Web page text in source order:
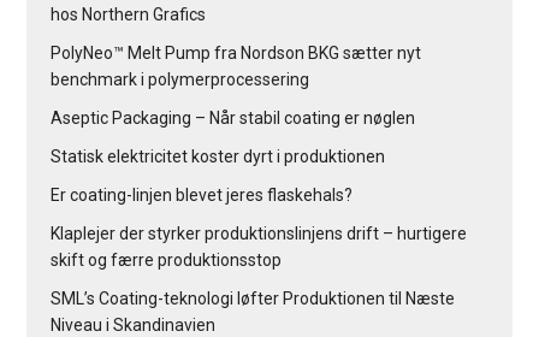
hos Northern Grafics
PolyNeo™ Melt Pump fra Nordson BKG sætter nyt
benchmark i polymerprocessering
Aseptic Packaging – Når stabil coating er nøglen
Statisk elektricitet koster dyrt i produktionen
Er coating-linjen blevet jeres flaskehals?
Klaplejer der styrker produktionslinjens drift – hurtigere
skift og færre produktionsstop
SML’s Coating-teknologi løfter Produktionen til Næste
Niveau i Skandinavien